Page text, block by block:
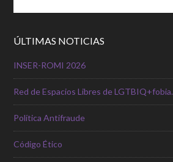
ÚLTIMAS NOTICIAS
INSER-ROMI 2026
Red de Espacios Libres de LGTBIQ+fobia.
Política Antifraude
Código Ético